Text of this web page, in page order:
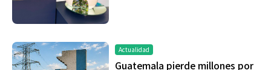
Actualidad
Guatemala pierde millones por